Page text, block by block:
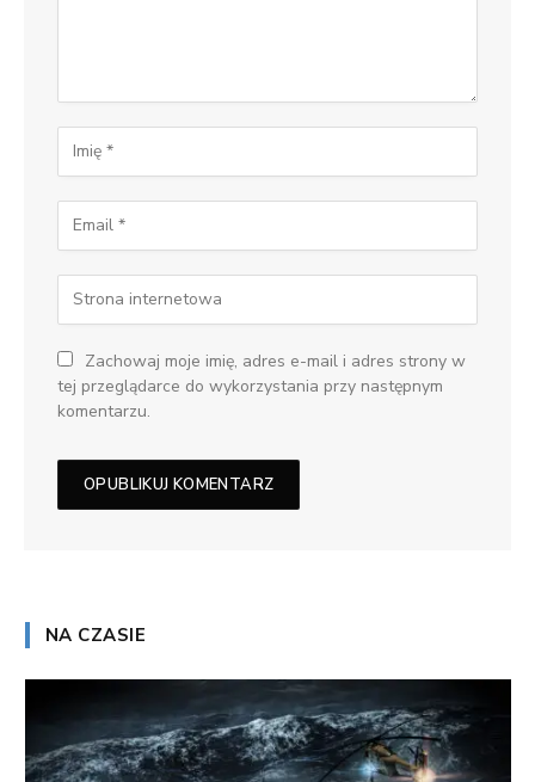
Zachowaj moje imię, adres e-mail i adres strony w
tej przeglądarce do wykorzystania przy następnym
komentarzu.
NA CZASIE